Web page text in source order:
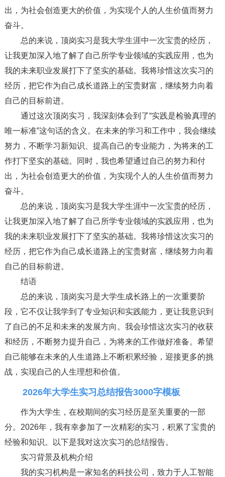
出，为社会创造更大的价值，为实现个人的人生价值而努力
奋斗。
总的来说，顶岗实习是我大学生涯中一次宝贵的经历，
让我更加深入地了解了自己所学专业领域的实践应用，也为
我的未来职业发展打下了坚实的基础。我将珍惜这次实习的
经历，把它作为自己成长道路上的宝贵财富，继续努力向着
自己的目标前进。
通过这次顶岗实习，我深刻体会到了“实践是检验真理的
唯一标准”这句话的含义。在未来的学习和工作中，我会继续
努力，不断学习新知识、提高自己的专业能力，为将来的工
作打下坚实的基础。同时，我也希望通过自己的努力和付
出，为社会创造更大的价值，为实现个人的人生价值而努力
奋斗。
总的来说，顶岗实习是我大学生涯中一次宝贵的经历，
让我更加深入地了解了自己所学专业领域的实践应用，也为
我的未来职业发展打下了坚实的基础。我将珍惜这次实习的
经历，把它作为自己成长道路上的宝贵财富，继续努力向着
自己的目标前进。
结语
总的来说，顶岗实习是大学生成长路上的一次重要阶
段，它不仅让我学到了专业知识和实践能力，更让我意识到
了自己的不足和未来的发展方向。我会珍惜这次实习的收获
和经历，不断努力提升自己，为将来的工作做好准备。希望
自己能够在未来的人生道路上不断积累经验，迎接更多的挑
战，实现自己的人生理想和价值。
2026年大学生实习总结报告3000字模板
作为大学生，在校期间的实习经历是至关重要的一部
分。2026年，我有幸参加了一次精彩的实习，积累了宝贵的
经验和知识。以下是我对这次实习的总结报告。
实习背景及机构介绍
我的实习机构是一家知名的科技公司，致力于人工智能